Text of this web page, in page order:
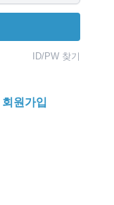
ID/PW 찾기
회원가입